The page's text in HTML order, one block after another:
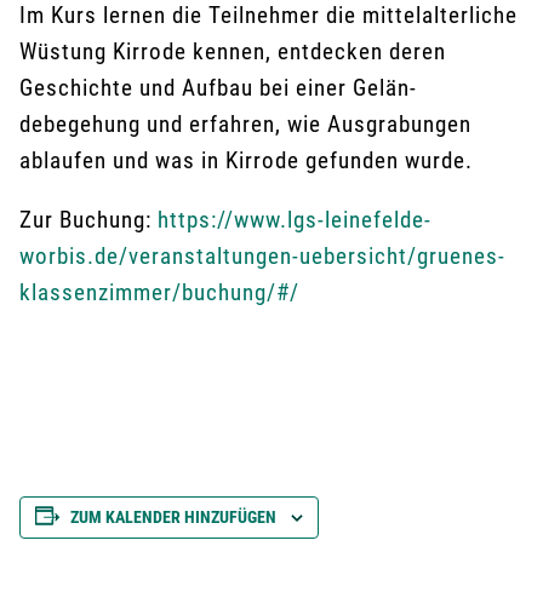
Im Kurs lernen die Teilnehmer die mittelalter­liche
Wüstung Kirrode kennen, entdecken de­ren
Geschichte und Aufbau bei einer Gelän­
debegehung und erfahren, wie Ausgrabungen
ablaufen und was in Kirrode gefunden wurde.
Zur Buchung: https://www.lgs-leinefelde-
worbis.de/veranstaltungen-uebersicht/gruenes-
klassenzimmer/buchung/#/
ZUM KALENDER HINZUFÜGEN